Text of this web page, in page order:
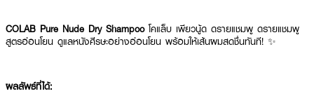
COLAB Pure Nude Dry Shampooโคแล็บ เพียวนู้ด ดรายแชมพู ดรายแชมพู
สูตรอ่อนโยน ดูแลหนังศีรษะอย่างอ่อนโยน พร้อมให้เส้นผมสดชื่นทันที! ✨
ผลลัพธ์ที่ได้: